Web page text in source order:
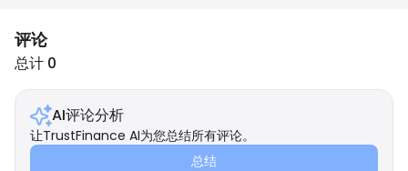
评论
总计 0
AI评论分析
让TrustFinance AI为您总结所有评论。
总结